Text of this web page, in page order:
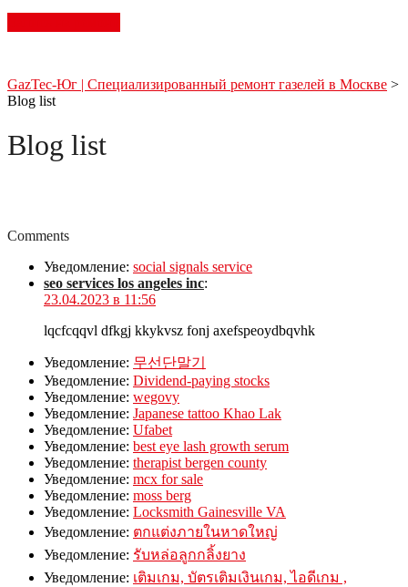
GazTec-Юг | Специализированный ремонт газелей в Москве >
Blog list
Blog list
Comments
Уведомление: social signals service
seo services los angeles inc:
23.04.2023 в 11:56
lqcfcqqvl dfkgj kkykvsz fonj axefspeoydbqvhk
Уведомление: 무선단말기
Уведомление: Dividend-paying stocks
Уведомление: wegovy
Уведомление: Japanese tattoo Khao Lak
Уведомление: Ufabet
Уведомление: best eye lash growth serum
Уведомление: therapist bergen county
Уведомление: mcx for sale
Уведомление: moss berg
Уведомление: Locksmith Gainesville VA
Уведомление: ตกแต่งภายในหาดใหญ่
Уведомление: รับหล่อลูกกลิ้งยาง
Уведомление: เติมเกม, บัตรเติมเงินเกม, ไอดีเกม ,